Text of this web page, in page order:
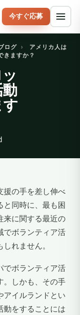
今すぐ応募
ログ ›
アメリカ人は
きますか？
す
援の手を差し伸べ
と同時に、最も困
来に関する最近の
でボランティア活
れません。
でボランティア活
。しかも、その手
アイルランドとい
動をすることには